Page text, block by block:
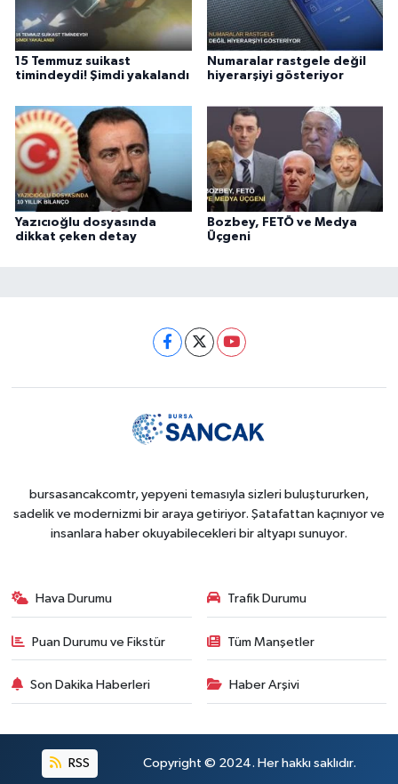
15 Temmuz suikast
timindeydi! Şimdi yakalandı
Numaralar rastgele değil
hiyerarşiyi gösteriyor
Yazıcıoğlu dosyasında
dikkat çeken detay
Bozbey, FETÖ ve Medya
Üçgeni
bursasancakcomtr, yepyeni temasıyla sizleri buluştururken,
sadelik ve modernizmi bir araya getiriyor. Şatafattan kaçınıyor ve
insanlara haber okuyabilecekleri bir altyapı sunuyor.
Hava Durumu Trafik Durumu
Puan Durumu ve Fikstür Tüm Manşetler
Son Dakika Haberleri Haber Arşivi
RSS Copyright © 2024. Her hakkı saklıdır.